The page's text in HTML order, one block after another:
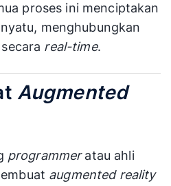
proses ini menciptakan
menghubungkan
real-time.
Augmented
programmeratau ahli
augmented reality